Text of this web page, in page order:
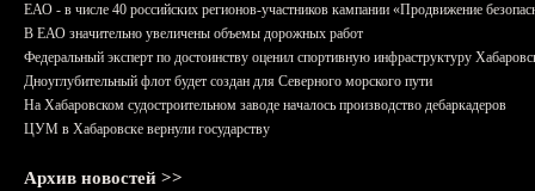
ЕАО - в числе 40 российских регионов-участников кампании «Продвижение
В ЕАО значительно увеличены объемы дорожных работ
Федеральный эксперт по достоинству оценил спортивную инфраструктуру
Дноуглубительный флот будет создан для Северного морского пути
На Хабаровском судостроительном заводе началось производство дебаркадеров
ЦУМ в Хабаровске вернули государству
Архив новостей >>